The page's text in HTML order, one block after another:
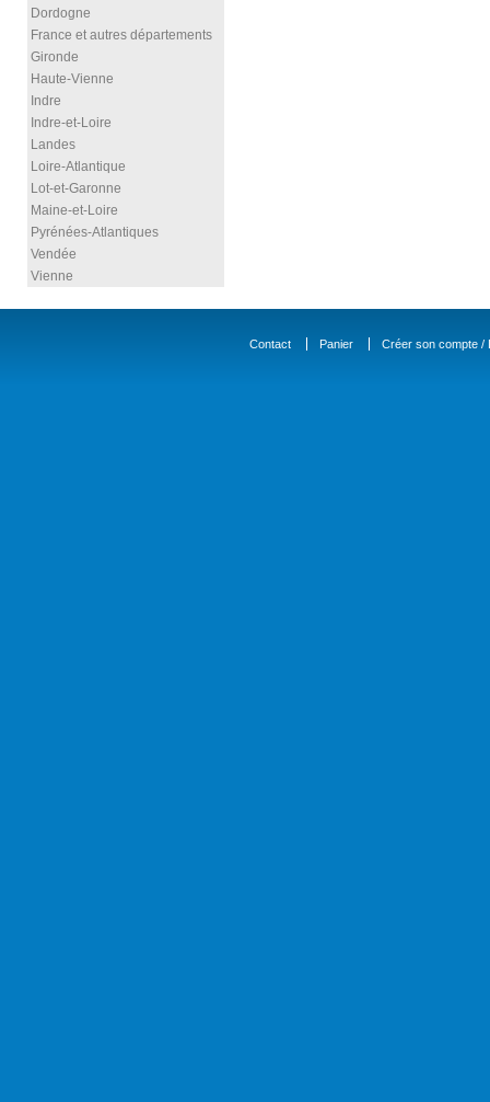
Dordogne
France et autres départements
Gironde
Haute-Vienne
Indre
Indre-et-Loire
Landes
Loire-Atlantique
Lot-et-Garonne
Maine-et-Loire
Pyrénées-Atlantiques
Vendée
Vienne
Contact Panier Créer son compte /